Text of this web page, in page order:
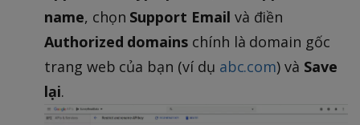
name, chọn Support Email và điền
Authorized domains chính là domain gốc
trang web của bạn (ví dụ abc.com) và Save
lại.